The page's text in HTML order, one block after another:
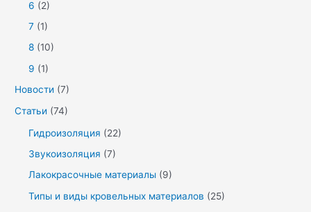
6 (2)
7 (1)
8 (10)
9 (1)
Новости (7)
Статьи (74)
Гидроизоляция (22)
Звукоизоляция (7)
Лакокрасочные материалы (9)
Типы и виды кровельных материалов (25)